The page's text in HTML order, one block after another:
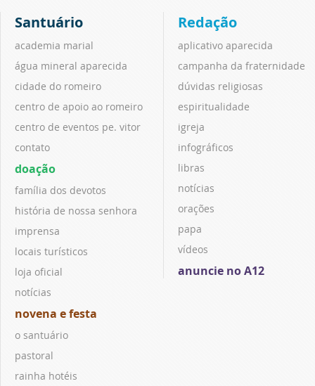
Santuário
academia marial
água mineral aparecida
cidade do romeiro
centro de apoio ao romeiro
centro de eventos pe. vitor
contato
doação
família dos devotos
história de nossa senhora
imprensa
locais turísticos
loja oficial
notícias
novena e festa
o santuário
pastoral
rainha hotéis
Redação
aplicativo aparecida
campanha da fraternidade
dúvidas religiosas
espiritualidade
igreja
infográficos
libras
notícias
orações
papa
vídeos
anuncie no A12